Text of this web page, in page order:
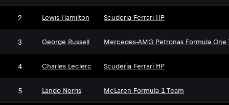
2 Lewis Hamilton Scuderia Ferrari HP
3 George Russell Mercedes-AMG Petronas Formula One
4 Charles Leclerc Scuderia Ferrari HP
5 Lando Norris McLaren Formula 1 Team